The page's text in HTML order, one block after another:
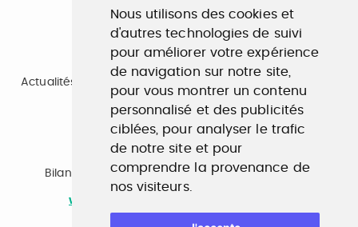
Nous utilisons des cookies et
d'autres technologies de suivi
pour améliorer votre expérience
de navigation sur notre site,
pour vous montrer un contenu
personnalisé et des publicités
ciblées, pour analyser le trafic
de notre site et pour
comprendre la provenance de
nos visiteurs.
www.profilculture.com
Formation
Actualités, guide et annuaire des formations aux métiers
de la culture.
www.profilculture-formation.com
Accompagnement professionnel
Bilan de compétences, coaching, techniques de
recherche d'emploi, entretien conseil.
www.profilculture-competences.com